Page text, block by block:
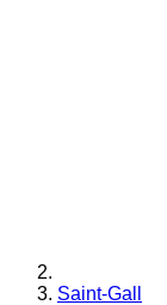
Saint-Gall